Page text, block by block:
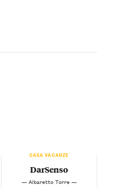
CASA VACANZE
DarSenso
— Albaretto Torre —